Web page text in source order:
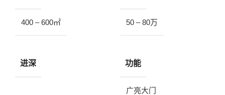
400 – 600㎡ 50 – 80万
进深 功能
广亮大门